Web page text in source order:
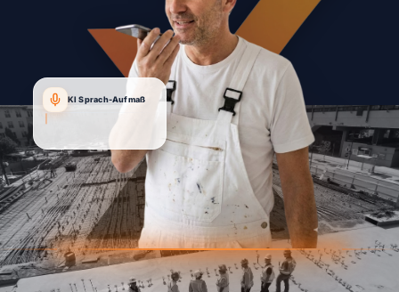
KI Sprach-Aufmaß